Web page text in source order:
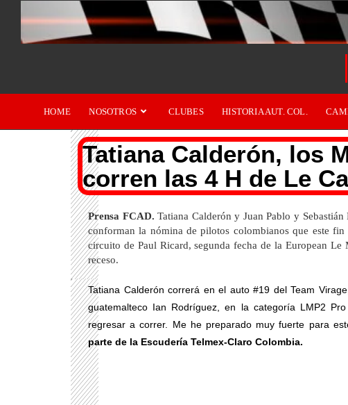
HOME NOSOTROS CLUBES HISTORIA AUT. COL.
Tatiana Calderón, los
corren las 4 H de Le
Prensa FCAD.Tatiana Calderón y Juan Pablo y
conforman la nómina de pilotos colombianos que este
circuito de Paul Ricard, segunda fecha de la European Le
receso.
Tatiana Calderón correrá en el auto #19 del Team
guatemalteco Ian Rodríguez, en la categoría LMP2
regresar a correr. Me he preparado muy fuerte para
parte de la Escudería Telmex-Claro Colombia.